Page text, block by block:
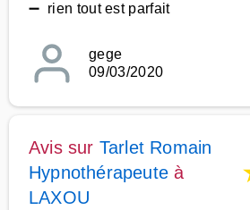
➖ rien tout est parfait
gege
09/03/2020
Avis sur Tarlet Romain
Hypnothérapeute à
LAXOU